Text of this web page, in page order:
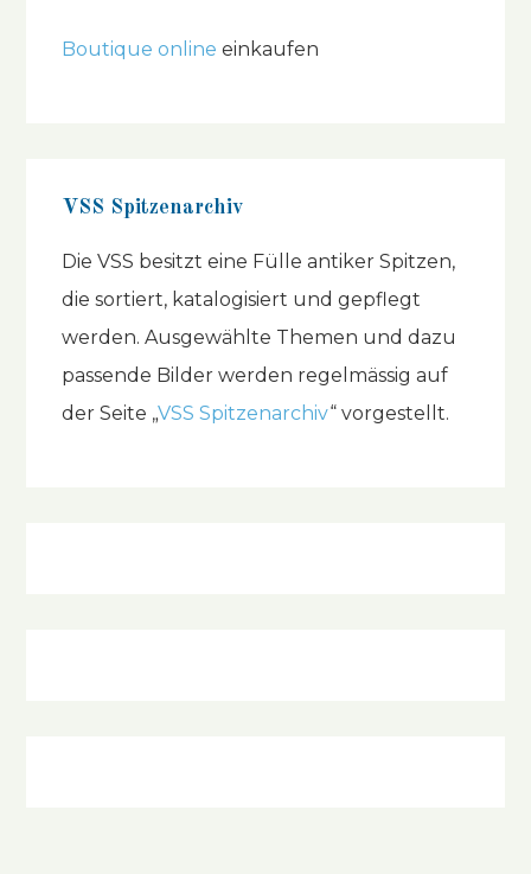
Boutique online einkaufen
VSS Spitzenarchiv
Die VSS besitzt eine Fülle antiker Spitzen,
die sortiert, katalogisiert und gepflegt
werden. Ausgewählte Themen und dazu
passende Bilder werden regelmässig auf
der Seite „VSS Spitzenarchiv“ vorgestellt.